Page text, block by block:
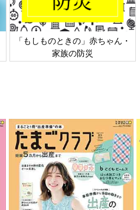
「もしものときの」赤ちゃん・
家族の防災